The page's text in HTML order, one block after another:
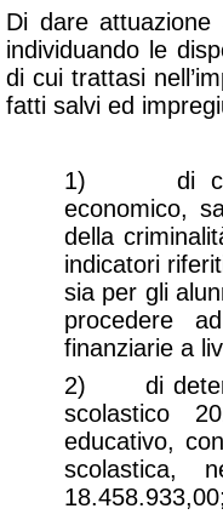
Di dare
individuando le
di cui trattasi
fatti salvi ed
1) di
economico,
della
indicatori
sia per gli
procedere
finanziarie a
2) di
scolastico
educativo,
18.458.933,00;